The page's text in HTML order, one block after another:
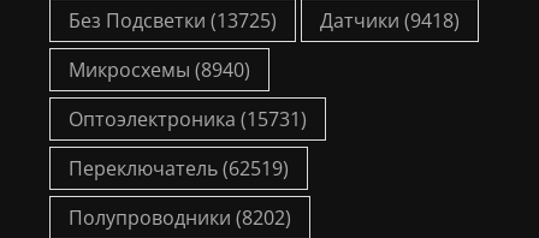
Без Подсветки (13725) Датчики (9418)
Микросхемы (8940)
Оптоэлектроника (15731)
Переключатель(62519)
Полупроводники (8202)